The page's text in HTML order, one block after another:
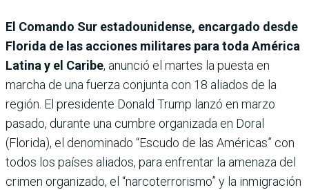
El Comando Sur estadounidense, encargado desde
Florida de las acciones militares para toda América
Latina y el Caribe, anunció el martes la puesta en
marcha de una fuerza conjunta con 18 aliados de la
región. El presidente Donald Trump lanzó en marzo
pasado, durante una cumbre organizada en Doral
(Florida), el denominado “Escudo de las Américas” con
todos los países aliados, para enfrentar la amenaza del
crimen organizado, el “narcoterrorismo” y la inmigración